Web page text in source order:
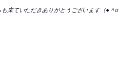
いただきありがとうございます（●＾o